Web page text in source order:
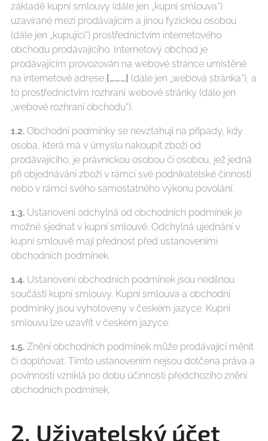
základě kupní smlouvy (dále jen „kupní smlouva“)
uzavírané mezi prodávajícím a jinou fyzickou osobou
(dále jen „kupující“) prostřednictvím internetového
obchodu prodávajícího. Internetový obchod je
prodávajícím provozován na webové stránce umístěné
na internetové adrese [………] (dále jen „webová stránka“), a
to prostřednictvím rozhraní webové stránky (dále jen
„webové rozhraní obchodu“).
1.2. Obchodní podmínky se nevztahují na případy, kdy
osoba, která má v úmyslu nakoupit zboží od
prodávajícího, je právnickou osobou či osobou, jež jedná
při objednávání zboží v rámci své podnikatelské činnosti
nebo v rámci svého samostatného výkonu povolání.
1.3. Ustanovení odchylná od obchodních podmínek je
možné sjednat v kupní smlouvě. Odchylná ujednání v
kupní smlouvě mají přednost před ustanoveními
obchodních podmínek.
1.4. Ustanovení obchodních podmínek jsou nedílnou
součástí kupní smlouvy. Kupní smlouva a obchodní
podmínky jsou vyhotoveny v českém jazyce. Kupní
smlouvu lze uzavřít v českém jazyce.
1.5. Znění obchodních podmínek může prodávající měnit
či doplňovat. Tímto ustanovením nejsou dotčena práva a
povinnosti vzniklá po dobu účinnosti předchozího znění
obchodních podmínek.
2. Uživatelský účet